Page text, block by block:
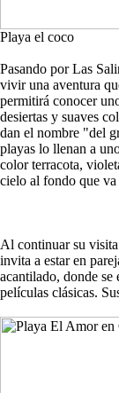
Playa el coco
Pasando por Las
vivir una aventura
permitirá conocer
desiertas y suaves
dan el nombre "del
playas lo llenan a
color terracota,
cielo al fondo que
Al continuar su
invita a estar en
acantilado, donde se
películas clásicas.